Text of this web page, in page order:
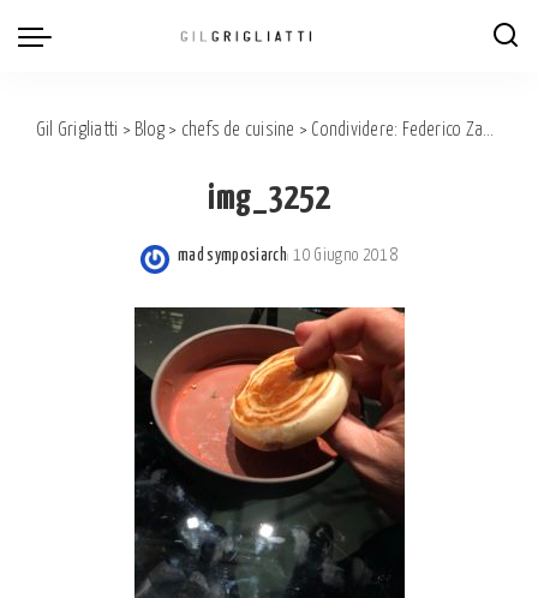
Gil Grigliatti > Blog > chefs de cuisine > Condividere: Federico Zanasi si presenta con una delle cucine più interessanti d’Italia
img_3252
Posted
mad symposiarch 10 Giugno 2018